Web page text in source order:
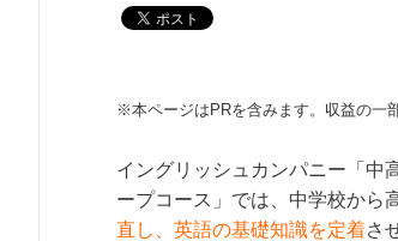
※本ページはPRを含みます。収益の一
イングリッシュカンパニー「中
ープコース」では、中学校から
直し、英語の基礎知識を定着さ